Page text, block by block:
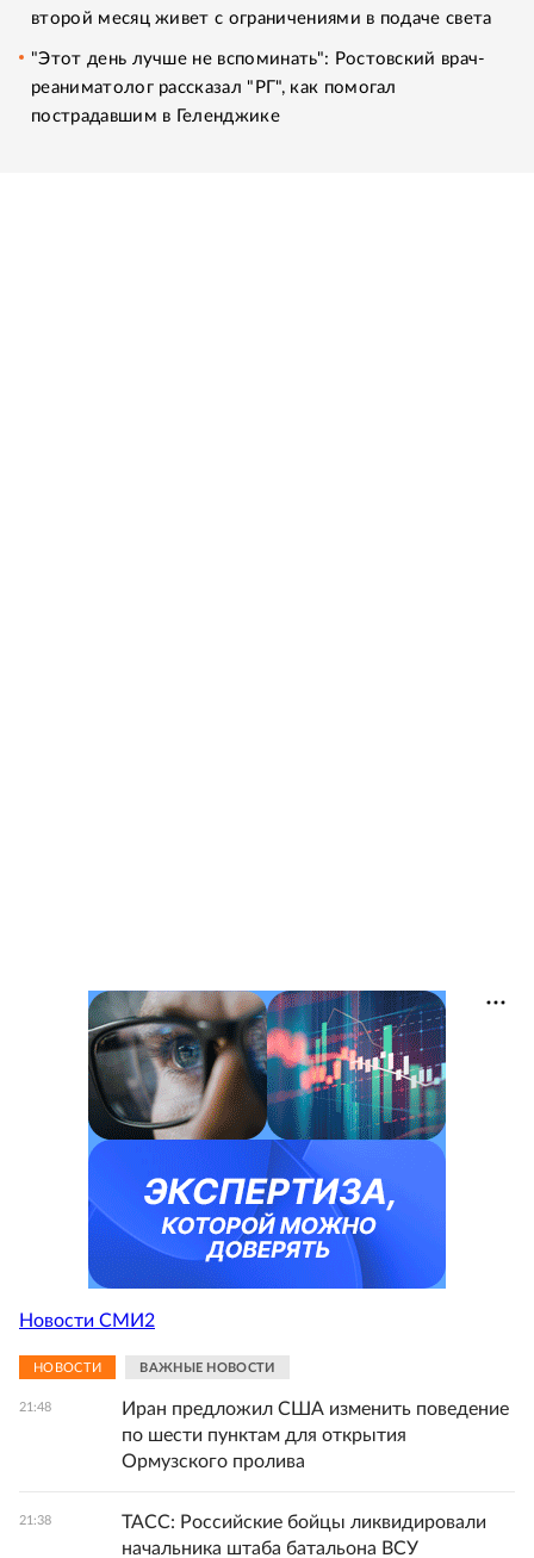
второй месяц живет с ограничениями в подаче света
"Этот день лучше не вспоминать": Ростовский врач-
реаниматолог рассказал "РГ", как помогал
пострадавшим в Геленджике
Новости СМИ2
НОВОСТИ ВАЖНЫЕ НОВОСТИ
21:48
Иран предложил США изменить поведение
по шести пунктам для открытия
Ормузского пролива
21:38
ТАСС: Российские бойцы ликвидировали
начальника штаба батальона ВСУ